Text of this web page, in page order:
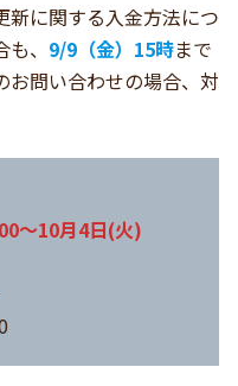
新に関する入金方法につ
、 9/9（金）15時まで
お問い合わせの場合、対
～10月4日(火)